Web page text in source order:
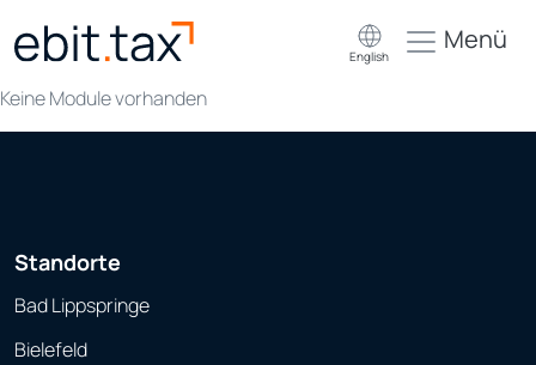
English
Menü
Keine Module vorhanden
Standorte
Bad Lippspringe
Bielefeld